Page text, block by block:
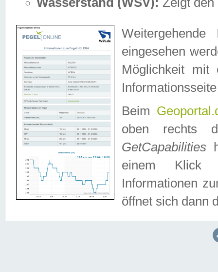
eingesehen
Möglichkeit mit
Beim
oben rechts
GetCapabilities
einem Klick
Informationen
öffnet sich dann